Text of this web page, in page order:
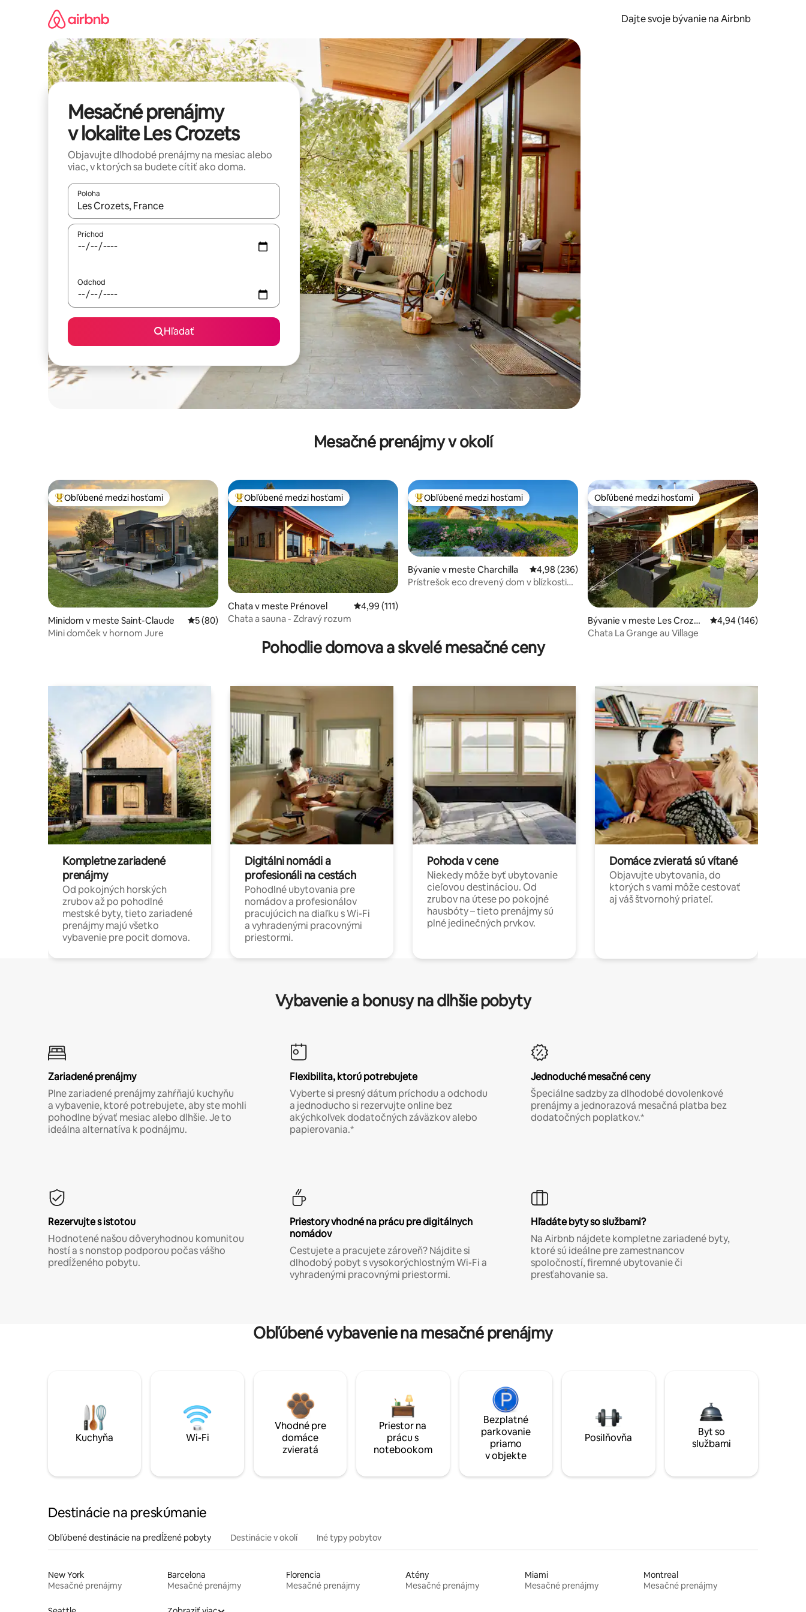
Dajte svoje bývanie na Airbnb
Mesačné prenájmy
v lokalite Les Crozets
Objavujte dlhodobé prenájmy na mesiac alebo
viac, v ktorých sa budete cítiť ako doma.
Poloha
Keď budú výsledky k dispozícii, môžete si ich prechádzať pomocou klávesov so šípkami nahor a nadol alebo ich preskúmať pomocou dotykových gest či potiahnutia prstom.
Príchod
Odchod
Hľadať
Mesačné prenájmy v okolí
Najobľúbenejšie medzi hosťami
Obľúbené medzi hosťami
Minidom v meste Saint-Claude Priemerné ohodnotenie 5 z 5, počet hodnotení: 80
5 (80)
Mini domček v hornom Jure
Najobľúbenejšie medzi hosťami
Obľúbené medzi hosťami
Chata v meste Prénovel Priemerné ohodnotenie 4,99 z 5, počet hodnotení: 111
4,99 (111)
Chata a sauna - Zdravý rozum
Najobľúbenejšie medzi hosťami
Obľúbené medzi hosťami
Bývanie v meste Charchilla Priemerné ohodnotenie 4,98 z 5, počet hodnotení: 236
4,98 (236)
Prístrešok eco drevený dom v blízkosti
Obľúbené medzi hosťami
Obľúbené medzi hosťami
Bývanie v meste Les Crozet
s
Priemerné
4,94 (146)
Chata La Grange au Village
Pohodlie domova a skvelé mesačné ceny
Kompletne zariadené
prenájmy
Od pokojných horských
zrubov až po pohodlné
mestské byty, tieto zariadené
prenájmy majú všetko
vybavenie pre pocit domova.
Digitálni nomádi a
profesionáli na cestách
Pohodlné ubytovania pre
nomádov a profesionálov
pracujúcich na diaľku s Wi-Fi
a vyhradenými pracovnými
priestormi.
Pohoda v cene
Niekedy môže byť ubytovanie
cieľovou destináciou. Od
zrubov na útese po pokojné
hausbóty – tieto prenájmy sú
plné jedinečných prvkov.
Domáce zvieratá sú vítané
Objavujte ubytovania, do
ktorých s vami môže cestovať
aj váš štvornohý priateľ.
Vybavenie a bonusy na dlhšie pobyty
Zariadené prenájmy
Plne zariadené prenájmy zahŕňajú kuchyňu
a vybavenie, ktoré potrebujete, aby ste mohli
pohodlne bývať mesiac alebo dlhšie. Je to
ideálna alternatíva k podnájmu.
Flexibilita, ktorú potrebujete
Vyberte si presný dátum príchodu a odchodu
a jednoducho si rezervujte online bez
akýchkoľvek dodatočných záväzkov alebo
papierovania.*
Jednoduché mesačné ceny
Špeciálne sadzby za dlhodobé dovolenkové
prenájmy a jednorazová mesačná platba bez
dodatočných poplatkov.*
Rezervujte s istotou
Hodnotené našou dôveryhodnou komunitou
hostí a s nonstop podporou počas vášho
predĺženého pobytu.
Priestory vhodné na prácu pre digitálnych
nomádov
Cestujete a pracujete zároveň? Nájdite si
dlhodobý pobyt s vysokorýchlostným Wi-Fi a
vyhradenými pracovnými priestormi.
Hľadáte byty so službami?
Na Airbnb nájdete kompletne zariadené byty,
ktoré sú ideálne pre zamestnancov
spoločností, firemné ubytovanie či
presťahovanie sa.
Obľúbené vybavenie na mesačné prenájmy
Kuchyňa Wi-Fi
Vhodné pre
domáce
zvieratá
Priestor na
prácu s
notebookom
Bezplatné
parkovanie
priamo
v objekte
Posilňovňa
Byt so
službami
Destinácie na preskúmanie
Obľúbené destinácie na predĺžené pobyty Destinácie v okolí Iné typy pobytov
New York
Mesačné prenájmy
Barcelona
Mesačné prenájmy
Florencia
Mesačné prenájmy
Atény
Mesačné prenájmy
Miami
Mesačné prenájmy
Montreal
Mesačné prenájmy